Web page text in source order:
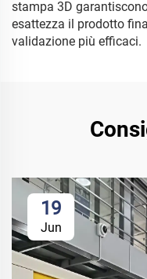
stampa 3D
esattezza il prodotto
validazione più efficaci.
19
Jun